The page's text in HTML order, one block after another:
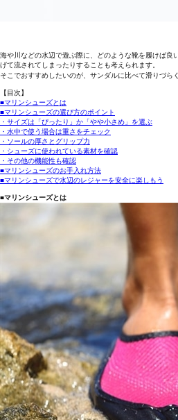
海や川などの水辺で遊ぶ際に、どのような靴を履けば
げて流されてしまったりすることも考えられます。
そこでおすすめしたいのが、サンダルに比べて滑りづ
【目次】
■マリンシューズとは
■マリンシューズの選び方のポイント
・サイズは「ぴったり」か「やや小さめ」を選ぶ
・水中で使う場合は重さをチェック
・ソールの厚さとグリップ力
・シューズに使われている素材を確認
・その他の機能性も確認
■マリンシューズのお手入れ方法
■マリンシューズで水辺のレジャーを安全に楽しもう
■マリンシューズとは